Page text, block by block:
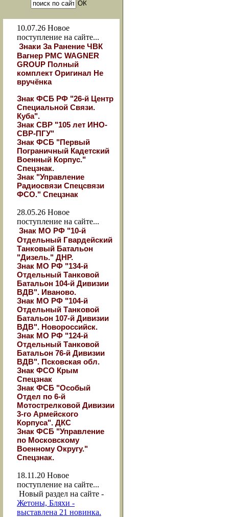
10.07.26 Новое
поступление на сайте...
Знаки За Ранение ЧВК
Вагнер РМС WAGNER
GROUP Полный
комплект Оригинал Не
вручёнка
Знак ФСБ РФ "26-й Центр
Специальной Связи.
Куба".
Знак СВР "105 лет ИНО-
СВР-ПГУ"
Знак ФСБ "Первый
Пограничный Кадетский
Военный Корпус."
Спецзнак.
Знак "Управление
Радиосвязи Спецсвязи
ФСО." Спецзнак
28.05.26 Новое
поступление на сайте...
Знак МО РФ "10-й
Отдельный Гвардейский
Танковый Батальон
"Дизель." ДНР.
Знак МО РФ "134-й
Отдельный Танковой
Батальон 104-й Дивизии
ВДВ". Иваново.
Знак МО РФ "104-й
Отдельный Танковой
Батальон 107-й Дивизии
ВДВ". Новороссийск.
Знак МО РФ "124-й
Отдельный Танковой
Батальон 76-й Дивизии
ВДВ". Псковская обл.
Знак ФСО Крым
Спецзнак
Знак ФСБ "Особый
Отдел по 6-й
Мотострелковой Дивизии
3-го Армейского
Корпуса". ДКС
Знак ФСБ "Управление
по Московскому
Военному Округу."
Спецзнак.
18.11.20 Новое
поступление на сайте...
Новый раздел на сайте -
Жетоны, Бляхи -
выставлена 21 новинка.